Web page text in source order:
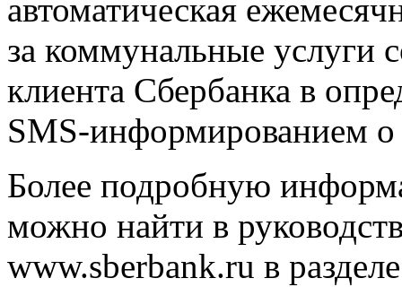
автоматическая
за коммунальные услуги
клиента Сбербанка в
SMS-информированием о
Более подробную
можно найти в
www.sberbank.ru в